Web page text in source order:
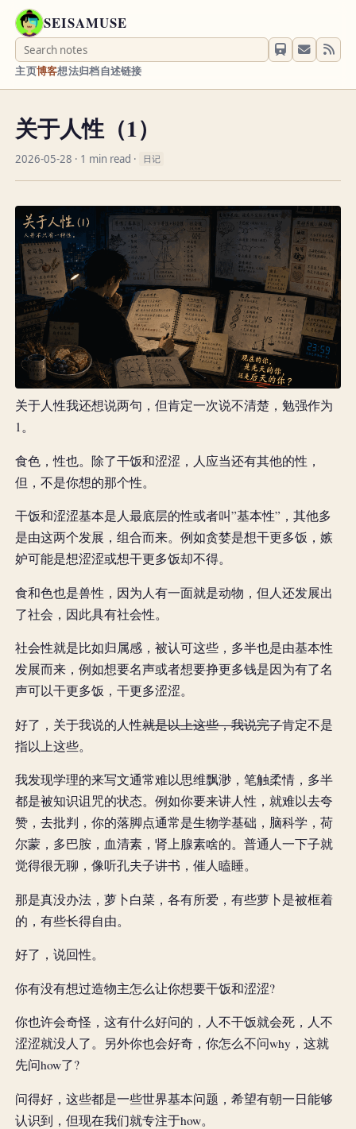
SEISAMUSE
主页博客想法归档自述链接
关于人性（1）
2026-05-28 · 1 min read · 日记
关于人性我还想说两句，但肯定一次说不清楚，勉强作为
1。
食色，性也。除了干饭和涩涩，人应当还有其他的性，
但，不是你想的那个性。
干饭和涩涩基本是人最底层的性或者叫”基本性”，其他多
是由这两个发展，组合而来。例如贪婪是想干更多饭，嫉
妒可能是想涩涩或想干更多饭却不得。
食和色也是兽性，因为人有一面就是动物，但人还发展出
了社会，因此具有社会性。
社会性就是比如归属感，被认可这些，多半也是由基本性
发展而来，例如想要名声或者想要挣更多钱是因为有了名
声可以干更多饭，干更多涩涩。
好了，关于我说的人性就是以上这些，我说完了肯定不是
指以上这些。
我发现学理的来写文通常难以思维飘渺，笔触柔情，多半
都是被知识诅咒的状态。例如你要来讲人性，就难以去夸
赞，去批判，你的落脚点通常是生物学基础，脑科学，荷
尔蒙，多巴胺，血清素，肾上腺素啥的。普通人一下子就
觉得很无聊，像听孔夫子讲书，催人瞌睡。
那是真没办法，萝卜白菜，各有所爱，有些萝卜是被框着
的，有些长得自由。
好了，说回性。
你有没有想过造物主怎么让你想要干饭和涩涩?
你也许会奇怪，这有什么好问的，人不干饭就会死，人不
涩涩就没人了。另外你也会好奇，你怎么不问why，这就
先问how了?
问得好，这些都是一些世界基本问题，希望有朝一日能够
认识到，但现在我们就专注于how。